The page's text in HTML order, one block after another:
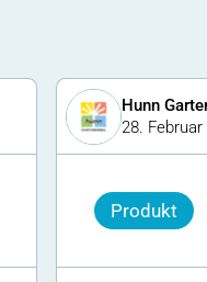
Hunn
28. Februar
Produkt